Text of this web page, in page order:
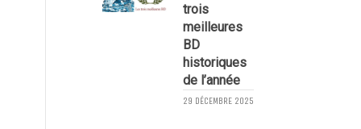
trois
meilleures
BD
historiques
de l’année
29 DÉCEMBRE 2025